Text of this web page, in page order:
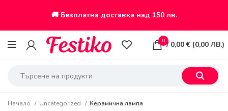
🚚 Безплатна доставка над 150 лв.
0 / 0,00€ (0,00 ЛВ.)
Начало Uncategorized Керамична лампа